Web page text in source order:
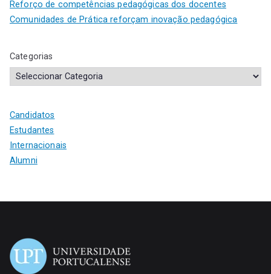
Reforço de competências pedagógicas dos docentes
Comunidades de Prática reforçam inovação pedagógica
Categorias
Candidatos
Estudantes
Internacionais
Alumni